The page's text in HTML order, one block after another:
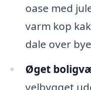
oase med
varm kop
dale over
Øget
velbygget